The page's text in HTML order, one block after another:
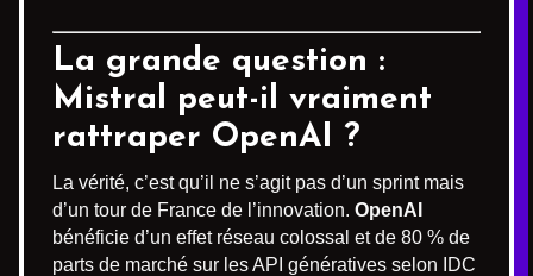
La grande question :
Mistral peut-il vraiment
rattraper OpenAI ?
La vérité, c’est qu’il ne s’agit pas d’un sprint mais
d’un tour de France de l’innovation. OpenAI
bénéficie d’un effet réseau colossal et de 80 % de
parts de marché sur les API génératives selon IDC